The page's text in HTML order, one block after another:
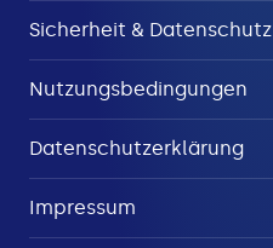
Sicherheit & Datenschutz
Nutzungsbedingungen
Datenschutzerklärung
Impressum